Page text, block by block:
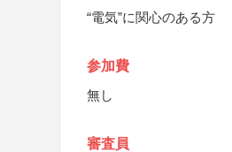
“電気”に関心のある方
参加費
無し
審査員